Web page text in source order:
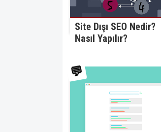
Site Dışı SEO Nedir?
Nasıl Yapılır?
💬